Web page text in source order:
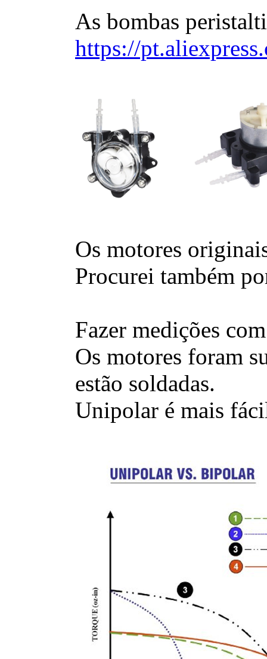
As bombas
https://
Os motores
Procurei também
Fazer medições
Os motores foram
estão soldadas.
Unipolar é mais